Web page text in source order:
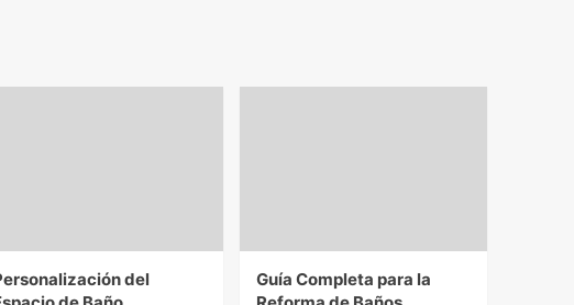
del
Guía Completa para la